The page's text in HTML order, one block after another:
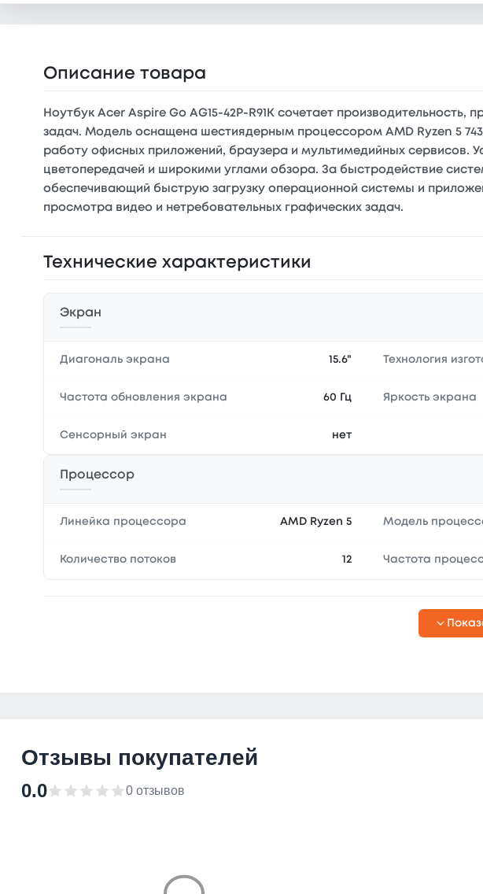
Описание товара
Ноутбук Acer Aspire Go AG15-42P-R91K сочетает
задач. Модель оснащена шестиядерным процессором AMD Ryzen 5
работу офисных приложений, браузера и мультимедийных сервисов.
цветопередачей и широкими углами обзора. За быстродействие
обеспечивающий быструю загрузку операционной системы и
просмотра видео и нетребовательных графических задач.
Технические характеристики
Экран
Диагональ экрана 15.6" Технология
Частота обновления экрана 60 Гц Яркость экрана
Сенсорный экран нет
Процессор
Линейка процессора AMD Ryzen 5 Модель
Количество потоков 12 Частота
Отзывы покупателей
0.0 0 отзывов